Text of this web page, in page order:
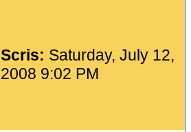
Scris: Saturday, July 12,
2008 9:02 PM